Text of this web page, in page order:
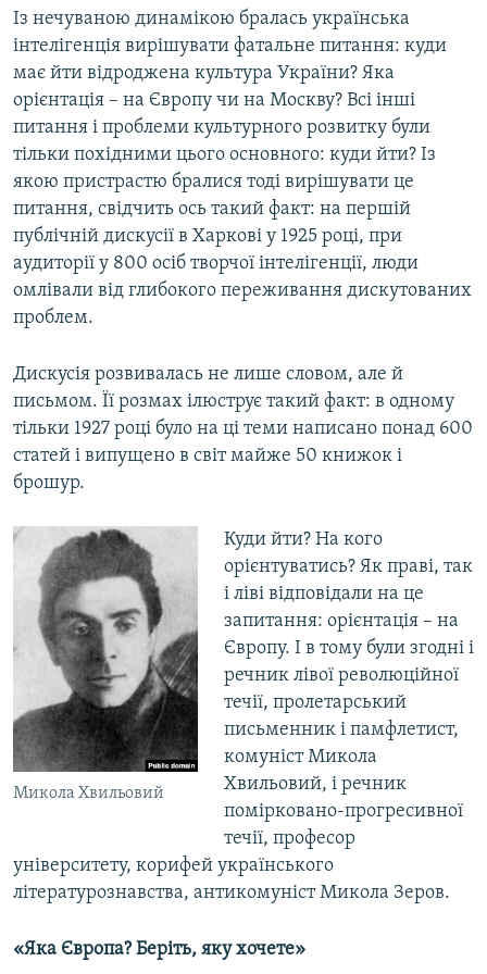
Із нечуваною динамікою бралась українська
інтелігенція вирішувати фатальне питання: куди
має йти відроджена культура України? Яка
орієнтація – на Європу чи на Москву? Всі інші
питання і проблеми культурного розвитку були
тільки похідними цього основного: куди йти? Із
якою пристрастю бралися тоді вирішувати це
питання, свідчить ось такий факт: на першій
публічній дискусії в Харкові у 1925 році, при
аудиторії у 800 осіб творчої інтелігенції, люди
омлівали від глибокого переживання дискутованих
проблем.
Дискусія розвивалась не лише словом, але й
письмом. Її розмах ілюструє такий факт: в одному
тільки 1927 році було на ці теми написано понад 600
статей і випущено в світ майже 50 книжок і
брошур.
Микола Хвильовий
Куди йти? На кого
орієнтуватись? Як праві, так
і ліві відповідали на це
запитання: орієнтація – на
Європу. І в тому були згодні і
речник лівої революційної
течії, пролетарський
письменник і памфлетист,
комуніст Микола
Хвильовий, і речник
помірковано-прогресивної
течії, професор
університету, корифей українського
літературознавства, антикомуніст Микола Зеров.
«Яка Європа? Беріть, яку хочете»